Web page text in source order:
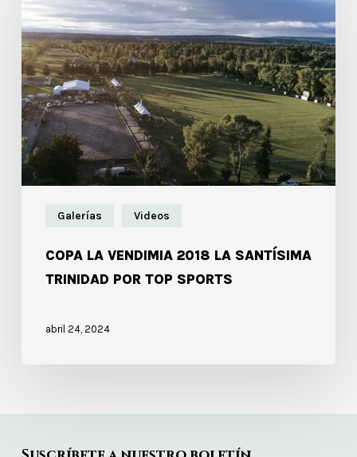
Galerías Videos
COPA LA VENDIMIA 2018 LA SANTÍSIMA
TRINIDAD POR TOP SPORTS
abril 24, 2024